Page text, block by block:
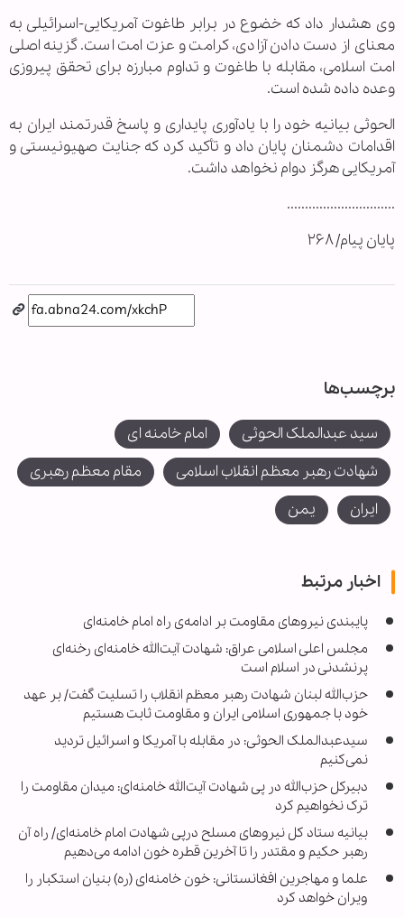
وی هشدار داد که خضوع در برابر طاغوت آمریکایی-اسرائیلی به
معنای از دست دادن آزادی، کرامت و عزت امت است. گزینه اصلی
امت اسلامی، مقابله با طاغوت و تداوم مبارزه برای تحقق پیروزی
وعده داده شده است.
الحوثی بیانیه خود را با یادآوری پایداری و پاسخ قدرتمند ایران به
اقدامات دشمنان پایان داد و تأکید کرد که جنایت صهیونیستی و
آمریکایی هرگز دوام نخواهد داشت.
..............................
پایان پیام/ ۲۶۸
برچسب‌ها
سید عبدالملک الحوثی
امام خامنه ای
شهادت رهبر معظم انقلاب اسلامی
مقام معظم رهبری
ایران
یمن
اخبار مرتبط
پایبندی نیروهای مقاومت بر ادامه‌ی راه امام خامنه‌ای
مجلس اعلی اسلامی عراق: شهادت آیت‌الله خامنه‌ای رخنه‌ای
پرنشدنی در اسلام است
حزب‌الله لبنان شهادت رهبر معظم انقلاب را تسلیت گفت/ بر عهد
خود با جمهوری اسلامی ایران و مقاومت ثابت هستیم
سیدعبدالملک الحوثی: در مقابله با آمریکا و اسرائیل تردید
نمی‌کنیم
دبیرکل حزب‌الله در پی شهادت آیت‌الله خامنه‌ای: میدان مقاومت را
ترک نخواهیم کرد
بیانیه ستاد کل نیروهای مسلح درپی شهادت امام خامنه‌ای/ راه آن
رهبر حکیم و مقتدر را تا آخرین قطره خون ادامه می‌دهیم
علما و مهاجرین افغانستانی: خون خامنه‌ای (ره) بنیان استکبار را
ویران خواهد کرد